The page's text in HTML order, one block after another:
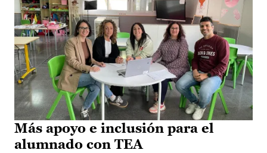
Más apoyo e inclusión para el
alumnado con TEA